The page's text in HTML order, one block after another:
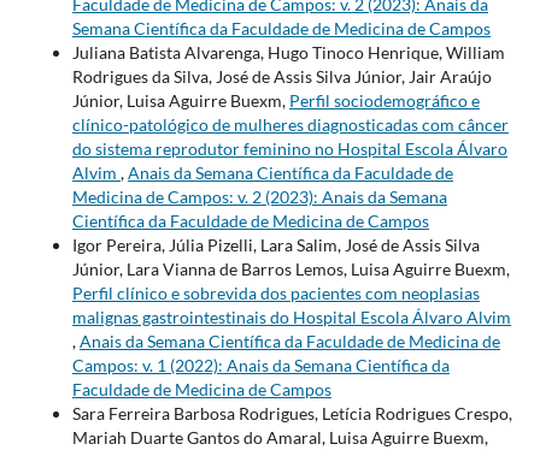
Faculdade de Medicina de Campos: v. 2 (2023): Anais da
Semana Científica da Faculdade de Medicina de Campos
Juliana Batista Alvarenga, Hugo Tinoco Henrique, William
Rodrigues da Silva, José de Assis Silva Júnior, Jair Araújo
Júnior, Luisa Aguirre Buexm, Perfil sociodemográfico e
clínico-patológico de mulheres diagnosticadas com câncer
do sistema reprodutor feminino no Hospital Escola Álvaro
Alvim ,Anais da Semana Científica da Faculdade de
Medicina de Campos: v. 2 (2023): Anais da Semana
Científica da Faculdade de Medicina de Campos
Igor Pereira, Júlia Pizelli, Lara Salim, José de Assis Silva
Júnior, Lara Vianna de Barros Lemos, Luisa Aguirre Buexm,
Perfil clínico e sobrevida dos pacientes com neoplasias
malignas gastrointestinais do Hospital Escola Álvaro Alvim
,Anais da Semana Científica da Faculdade de Medicina de
Campos: v. 1 (2022): Anais da Semana Científica da
Faculdade de Medicina de Campos
Sara Ferreira Barbosa Rodrigues, Letícia Rodrigues Crespo,
Mariah Duarte Gantos do Amaral, Luisa Aguirre Buexm,